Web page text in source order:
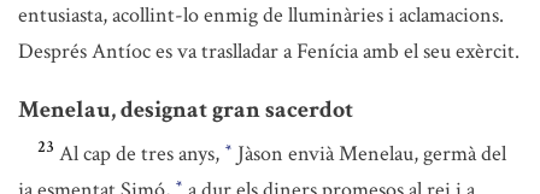
entusiasta, acollint-lo enmig de lluminàries i aclamacions.
Després Antíoc es va traslladar a Fenícia amb el seu exèrcit.
Menelau, designat gran sacerdot
23 Al cap de tres anys, * Jàson envià Menelau, germà del
*